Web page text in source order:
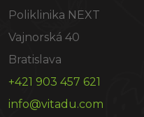
Poliklinika NEXT
Vajnorská 40
Bratislava
+421 903 457 621
info@vitadu.com